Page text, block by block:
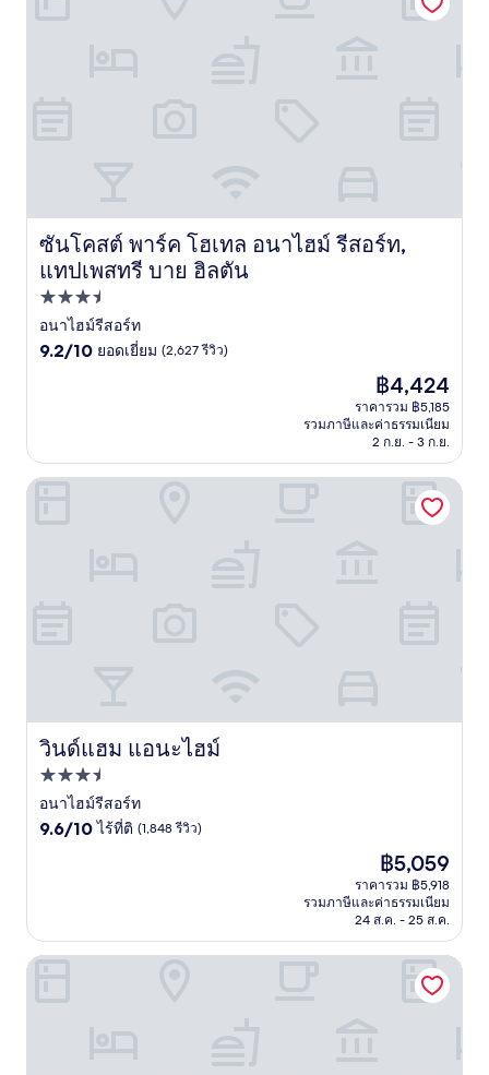
ซันโคสต์ พาร์ค โฮเทล อนาไฮม์ รีสอร์ท,
แทปเพสทรี บาย ฮิลตัน
ซันโคสต์ พาร์ค โฮเทล อนาไฮม์ รีสอร์ท, แทปเพสทรี บาย ฮิ
ที่พัก
3.5
ดาว
อนาไฮม์รีสอร์ท
9.2
รีวิว)
9.2/10 ยอดเยี่ยม (2,627 รีวิว)
ราคา
ปัจจุบัน
คือ
฿4,424
฿4,424
ราคารวม ฿5,185
รวมภาษีและค่าธรรมเนียม
2 ก.ย. - 3 ก.ย.
วินด์แฮม แอนะไฮม์
วินด์แฮม แอนะไฮม์
ที่พัก
3.5
ดาว
อนาไฮม์รีสอร์ท
9.6
(1,848
รีวิว)
9.6/10 ไร้ที่ติ (1,848 รีวิว)
ราคา
ปัจจุบัน
คือ
฿5,059
฿5,059
ราคารวม ฿5,918
รวมภาษีและค่าธรรมเนียม
24 ส.ค. - 25 ส.ค.
วินด์แฮม แอนะไฮม์
ฮิลตัน แอนะไฮม์